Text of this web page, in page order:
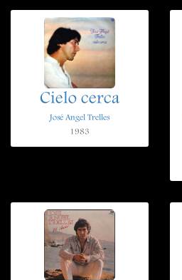
Cielo cerca
José Angel Trelles
1983